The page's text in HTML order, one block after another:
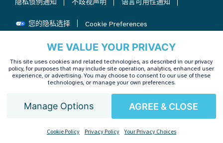
隐私惯例通知 不歧视声明 语言可用性通知
您的隐私选择 Cookie Preferences
WE VALUE YOUR PRIVACY
This site uses cookies and related technologies, as described in our privacy
policy, for purposes that may include site operation, analytics, enhanced user
experience, or advertising. You may choose to consent to our use of these
technologies, or manage your own preferences.
Manage Options AGREE & CLOSE
Cookie Policy Privacy Policy Your Privacy Choices
Chinese